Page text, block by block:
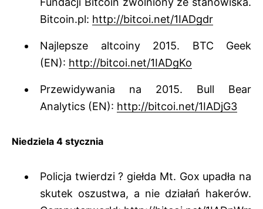
Bitcoin.pl: http://bitcoi.net/1IADgdr
Najlepsze altcoiny 2015. BTC Geek
(EN): http://bitcoi.net/1IADgKo
Przewidywania na 2015. Bull Bear
Analytics (EN): http://bitcoi.net/1IADjG3
Niedziela 4 stycznia
Policja twierdzi ? giełda Mt. Gox upadła na
skutek oszustwa, a nie działań hakerów.